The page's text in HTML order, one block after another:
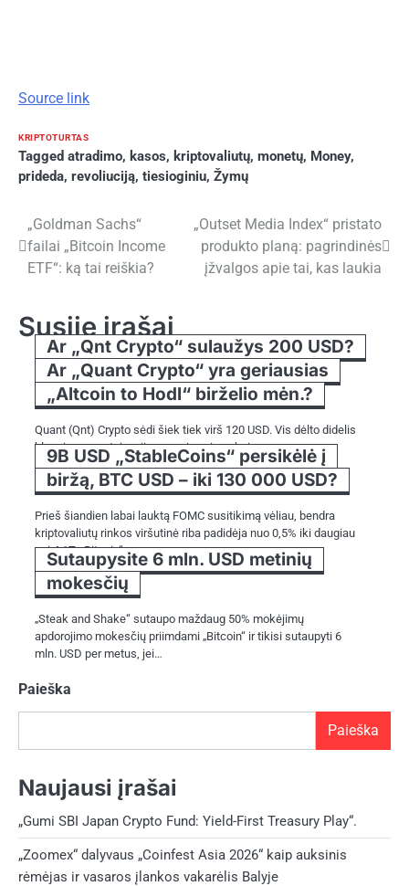
Source link
KRIPTOTURTAS
Tagged atradimo, kasos, kriptovaliutų, monetų, Money,
prideda, revoliuciją, tiesioginiu, Žymų
Navigacija
tarp
„Goldman Sachs“
failai „Bitcoin Income
ETF“: ką tai reiškia?
„Outset Media Index“ pristato
produkto planą: pagrindinės
įžvalgos apie tai, kas laukia
Susiję įrašai
Ar „Qnt Crypto“ sulaužys 200 USD?
Ar „Quant Crypto“ yra geriausias
„Altcoin to Hodl“ birželio mėn.?
Quant (Qnt) Crypto sėdi šiek tiek virš 120 USD. Vis dėlto didelis
klausimas yra tai, ar jis per mėnesio pabaigą…
9B USD „StableCoins“ persikėlė į
biržą, BTC USD – iki 130 000 USD?
Prieš šiandien labai lauktą FOMC susitikimą vėliau, bendra
kriptovaliutų rinkos viršutinė riba padidėja nuo 0,5% iki daugiau
nei 4,1T. „Bitcoin“…
Sutaupysite 6 mln. USD metinių
mokesčių
„Steak and Shake“ sutaupo maždaug 50% mokėjimų
apdorojimo mokesčių priimdami „Bitcoin“ ir tikisi sutaupyti 6
mln. USD per metus, jei…
Paieška
Paieška
Naujausi įrašai
„Gumi SBI Japan Crypto Fund: Yield-First Treasury Play“.
„Zoomex“ dalyvaus „Coinfest Asia 2026“ kaip auksinis
rėmėjas ir vasaros įlankos vakarėlis Balyje